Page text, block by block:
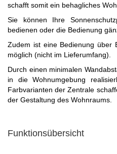
schafft somit ein behagliches
Sie können Ihre
bedienen oder die Bedienung
Zudem ist eine Bedienung über
möglich (nicht im Lieferumfang).
Durch einen minimalen
in die Wohnumgebung
Farbvarianten der Zentrale
der Gestaltung des Wohnraums.
Funktionsübersicht